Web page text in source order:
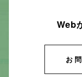
Web
お